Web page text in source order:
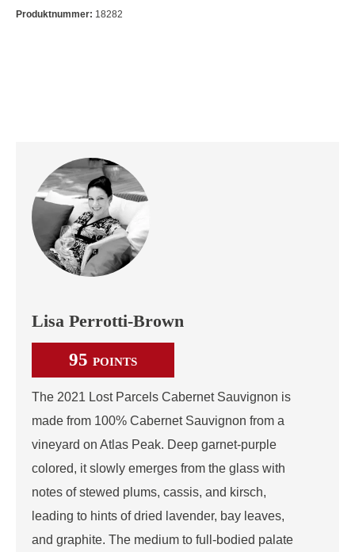
Produktnummer: 18282
Lisa Perrotti-Brown
95 POINTS
The 2021 Lost Parcels Cabernet Sauvignon is
made from 100% Cabernet Sauvignon from a
vineyard on Atlas Peak. Deep garnet-purple
colored, it slowly emerges from the glass with
notes of stewed plums, cassis, and kirsch,
leading to hints of dried lavender, bay leaves,
and graphite. The medium to full-bodied palate